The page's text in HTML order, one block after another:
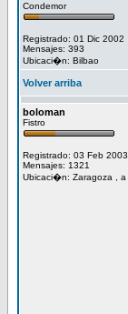
Condemor
Registrado: 01 Dic 2002
Mensajes: 393
Ubicaci�n: Bilbao
Volver arriba
boloman
Fistro
Registrado: 03 Feb 2003
Mensajes: 1321
Ubicaci�n: Zaragoza , a